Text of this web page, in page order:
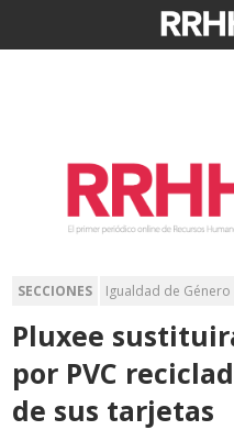
SECCIONES Igualdad de Género
Pluxee
por PVC
de sus tarjetas